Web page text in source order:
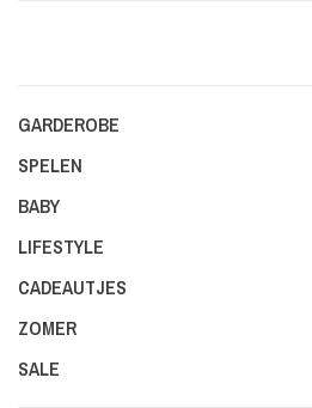
GARDEROBE
SPELEN
BABY
LIFESTYLE
CADEAUTJES
ZOMER
SALE